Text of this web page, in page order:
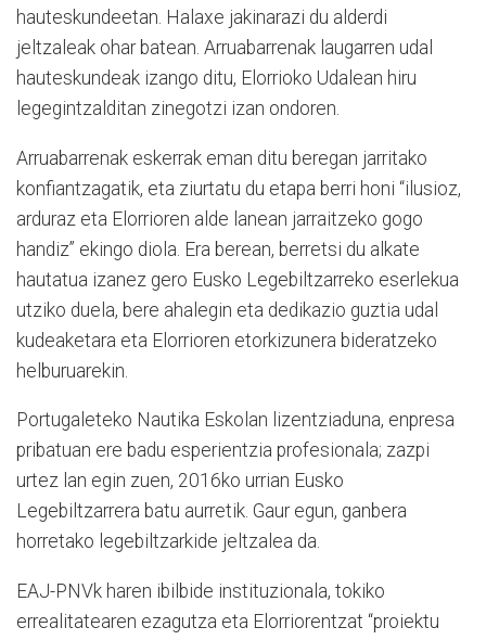
hauteskundeetan. Halaxe jakinarazi du alderdi
jeltzaleak ohar batean. Arruabarrenak laugarren udal
hauteskundeak izango ditu, Elorrioko Udalean hiru
legegintzalditan zinegotzi izan ondoren.
Arruabarrenak eskerrak eman ditu beregan jarritako
konfiantzagatik, eta ziurtatu du etapa berri honi “ilusioz,
arduraz eta Elorrioren alde lanean jarraitzeko gogo
handiz” ekingo diola. Era berean, berretsi du alkate
hautatua izanez gero Eusko Legebiltzarreko eserlekua
utziko duela, bere ahalegin eta dedikazio guztia udal
kudeaketara eta Elorrioren etorkizunera bideratzeko
helburuarekin.
Portugaleteko Nautika Eskolan lizentziaduna, enpresa
pribatuan ere badu esperientzia profesionala; zazpi
urtez lan egin zuen, 2016ko urrian Eusko
Legebiltzarrera batu aurretik. Gaur egun, ganbera
horretako legebiltzarkide jeltzalea da.
EAJ-PNVk haren ibilbide instituzionala, tokiko
errealitatearen ezagutza eta Elorriorentzat “proiektu